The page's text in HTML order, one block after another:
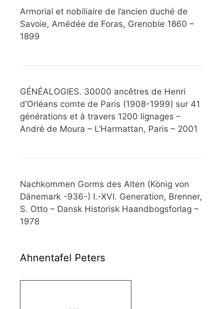
Armorial et nobiliaire de l’ancien duché de
Savoie, Amédée de Foras, Grenoble 1860 –
1899
GÉNÉALOGIES. 30000 ancêtres de Henri
d’Orléans comte de Paris (1908-1999) sur 41
générations et à travers 1200 lignages –
André de Moura – L’Harmattan, Paris – 2001
Nachkommen Gorms des Alten (König von
Dänemark -936-) I.-XVI. Generation, Brenner,
S. Otto – Dansk Historisk Haandbogsforlag –
1978
Ahnentafel Peters